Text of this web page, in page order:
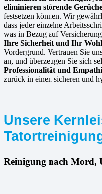
eliminieren störende Gerüche
festsetzen können. Wir
dass jeder einzelne
was in Bezug auf
Ihre Sicherheit und Ihr
Vordergrund. Vertrauen Sie
an, und überzeugen Sie sich
Professionalität und
zurück in einen sicheren und
Unsere
Reinigung nach Mord,